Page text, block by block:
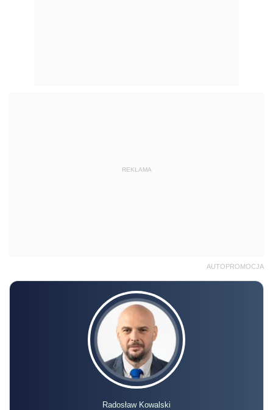
REKLAMA
AUTOPROMOCJA
Radosław Kowalski